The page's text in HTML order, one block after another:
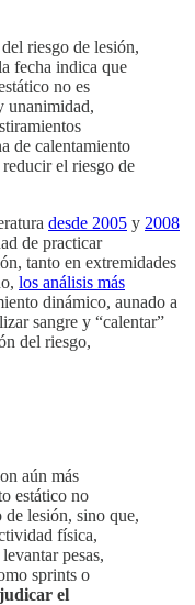
riesgo de lesión,
fecha indica que
no es
unanimidad,
de calentamiento
el riesgo de
desde 2005 y 2008
de practicar
tanto en extremidades
los análisis más
dinámico, aunado a
sangre y “calentar”
del riesgo,
aún más
estático no
lesión, sino que,
física,
pesas,
sprints o
el